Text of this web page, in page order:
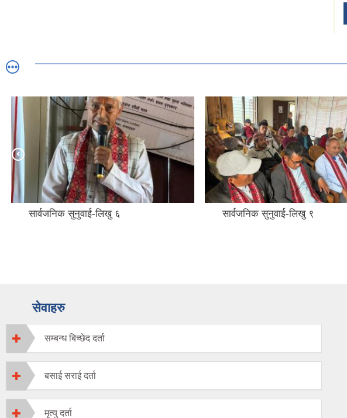
सार्वजनिक सुनुवाई-लिखु ६ सार्वजनिक सुनुवाई-लिखु ९
सेवाहरु
सम्बन्ध बिच्छेद दर्ता
बसाई सराई दर्ता
मृत्यु दर्ता